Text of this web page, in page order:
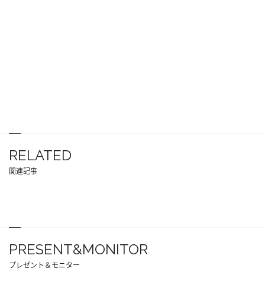
RELATED
関連記事
PRESENT&MONITOR
プレゼント＆モニター